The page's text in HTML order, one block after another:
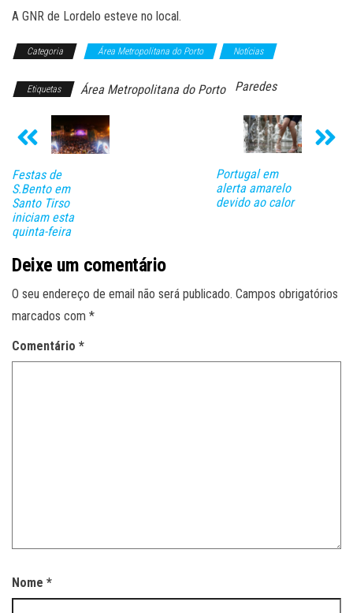
A GNR de Lordelo esteve no local.
Categoria Área Metropolitana do Porto Notícias
Etiquetas Área Metropolitana do Porto Paredes
Festas de
S.Bento em
Santo Tirso
iniciam esta
quinta-feira
Portugal em
alerta amarelo
devido ao calor
Deixe um comentário
O seu endereço de email não será publicado. Campos obrigatórios
marcados com *
Comentário *
Nome *